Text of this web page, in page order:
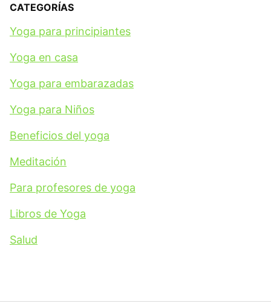
CATEGORÍAS
Yoga para principiantes
Yoga en casa
Yoga para embarazadas
Yoga para Niños
Beneficios del yoga
Meditación
Para profesores de yoga
Libros de Yoga
Salud